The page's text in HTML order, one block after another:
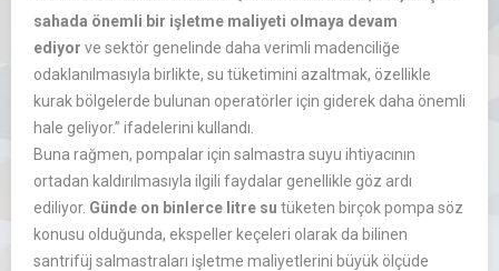
sahada önemli bir işletme maliyeti olmaya devam
ediyor ve sektör genelinde daha verimli madenciliğe
odaklanılmasıyla birlikte, su tüketimini azaltmak, özellikle
kurak bölgelerde bulunan operatörler için giderek daha önemli
hale geliyor.” ifadelerini kullandı.
Buna rağmen, pompalar için salmastra suyu ihtiyacının
ortadan kaldırılmasıyla ilgili faydalar genellikle göz ardı
ediliyor. Günde on binlerce litre su tüketen birçok pompa söz
konusu olduğunda, ekspeller keçeleri olarak da bilinen
santrifüj salmastraları işletme maliyetlerini büyük ölçüde